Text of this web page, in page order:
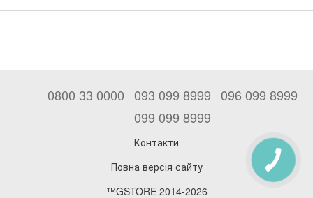
0800 33 0000 093 099 8999 096 099 8999
099 099 8999
Контакти
Повна версія сайту
™GSTORE 2014-2026